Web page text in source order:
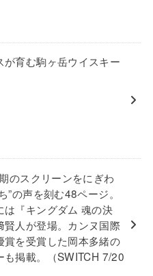
が育む駒ヶ岳ウイスキー
のスクリーンをにぎわ
”の声を刻む48ページ。
は『キングダム 魂の決
賢人が登場。カンヌ国際
賞を受賞した岡本多緒の
も掲載。（SWITCH 7/20